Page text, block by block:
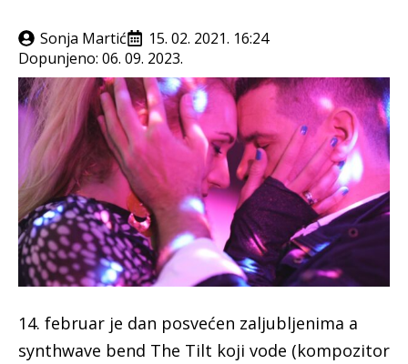
Sonja Martić
15. 02. 2021. 16:24
Dopunjeno: 06. 09. 2023.
14. februar je dan posvećen zaljubljenima a
synthwave bend The Tilt koji vode (kompozitor